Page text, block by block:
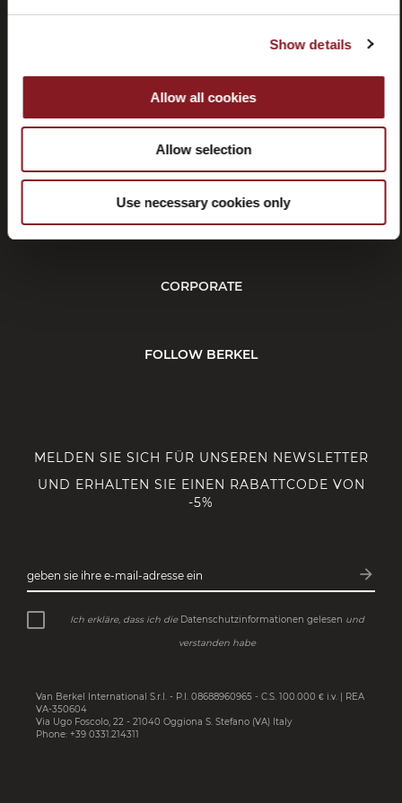
Show details
Allow all cookies
Allow selection
Use necessary cookies only
Rücktritt
CORPORATE
FOLLOW BERKEL
MELDEN SIE SICH FÜR UNSEREN NEWSLETTER
UND ERHALTEN SIE EINEN RABATTCODE VON
-5%
geben sie ihre e-mail-adresse ein arrow_forward
Ich erkläre, dass ich die Datenschutzinformationen gelesen und
verstanden habe
Van Berkel International S.r.l. - P.I. 08688960965 - C.S. 100.000 € i.v. | REA
VA-350604
Via Ugo Foscolo, 22 - 21040 Oggiona S. Stefano (VA) Italy
Phone: +39 0331.214311